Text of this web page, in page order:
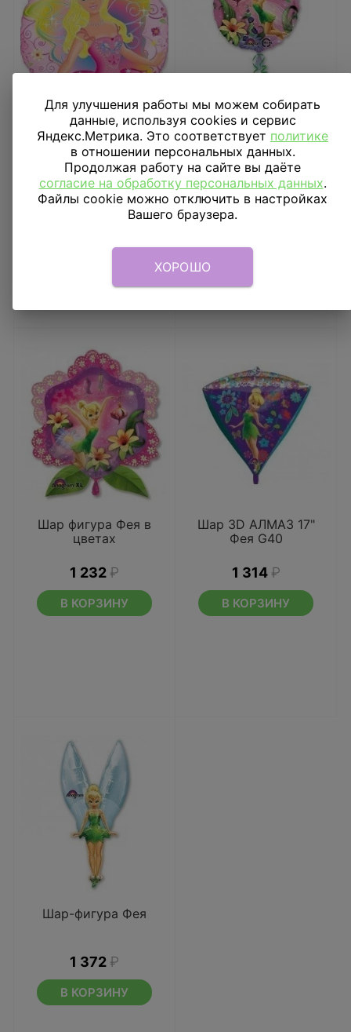
Шарик 18" Фея на
розовом круге
485₽
Шар 18" Фея в саду
485₽
В КОРЗИНУ
Шар фигура Фея в
цветах
1 232 ₽
В КОРЗИНУ
Шар 3D АЛМАЗ 17"
Фея G40
1 314 ₽
В КОРЗИНУ
Шар-фигура Фея
1 372 ₽
В КОРЗИНУ
Для улучшения работы мы можем собирать
данные, используя cookies и сервис
Яндекс.Метрика. Это соответствует политике
в отношении персональных данных.
Продолжая работу на сайте вы даёте
согласие на обработку персональных данных.
Файлы cookie можно отключить в настройках
Вашего браузера.
ХОРОШО